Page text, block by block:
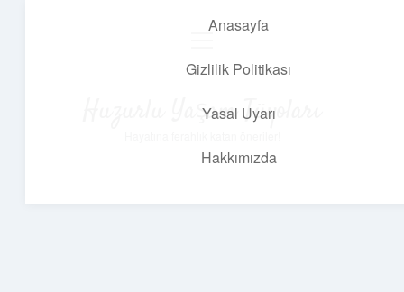
Anasayfa
Gizlilik Politikası
Yasal Uyarı
Hakkımızda
Huzurlu Yaşam Tüyoları